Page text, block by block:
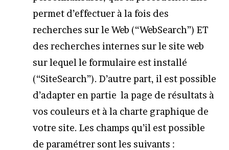
permet d’effectuer à la fois des
recherches sur le Web (“WebSearch”) ET
des recherches internes sur le site web
sur lequel le formulaire est installé
(“SiteSearch”). D’autre part, il est possible
d’adapter en partie la page de résultats à
vos couleurs et à la charte graphique de
votre site. Les champs qu’il est possible
de paramétrer sont les suivants :